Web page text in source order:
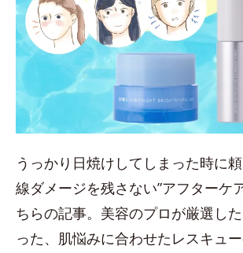
うっかり日焼けしてしまった時に
線ダメージを残さない”アフターケ
ちらの記事。美容のプロが厳選し
った、肌悩みに合わせたレスキュ